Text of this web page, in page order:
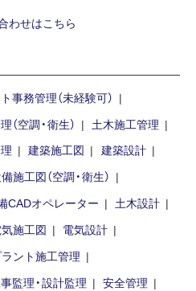
わせはこちら
事務管理（未経験可）
（空調・衛生）
土木施工管理
建築施工図
建築設計
施工図（空調・衛生）
CADオペレーター
土木設計
施工図
電気設計
ント施工管理
監理・設計監理
安全管理